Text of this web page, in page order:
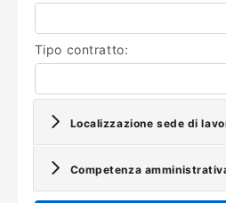
Tipo contratto:
Localizzazione sede di
Competenza